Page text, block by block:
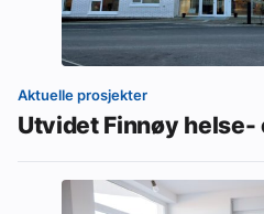
Aktuelle prosjekter
Utvidet Finnøy